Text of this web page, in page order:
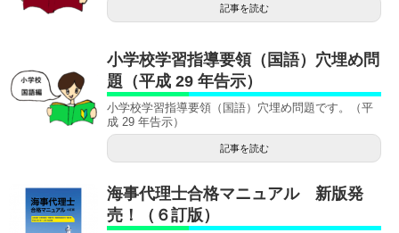
記事を読む
小学校学習指導要領（国語）穴埋め問
題（平成 29 年告示）
小学校学習指導要領（国語）穴埋め問題です。（平
成 29 年告示）
記事を読む
海事代理士合格マニュアル 新版発
売！（６訂版）